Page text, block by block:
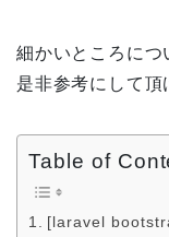
細かいところにつ
是非参考にして頂
Table of
[laravel